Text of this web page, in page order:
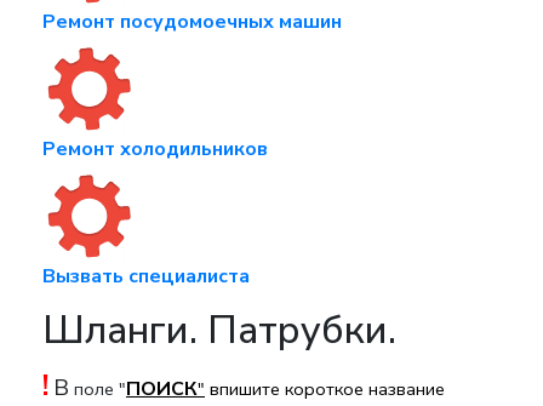
Ремонт посудомоечных машин
Ремонт холодильников
Вызвать специалиста
Шланги. Патрубки.
! В поле "ПОИСК" впишите короткое название